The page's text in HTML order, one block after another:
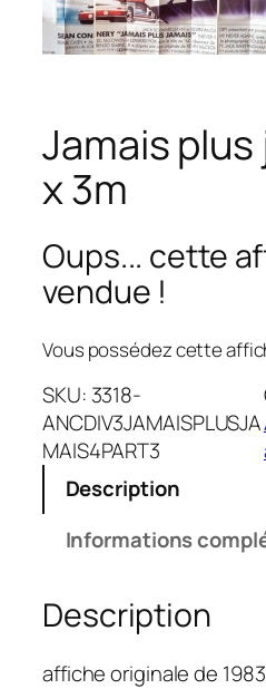
Jamais
x 3m
Oups... cette
vendue !
Vous possédez cette
SKU: 3318-
ANCDIV3JAMAISPLUSJA
MAIS4PART3
Description
Informations
Description
affiche originale de 1983